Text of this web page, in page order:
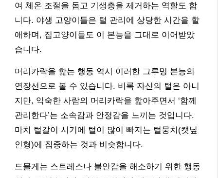
여 체온 조절을 돕고 기생충을 제거하는 역할도 합
니다. 야생 고양이들은 털 관리에 상당한 시간을 할
애하며, 집고양이들도 이 본능을 그대로 이어받았
습니다.
머리카락을 핥는 행동 역시 이러한 그루밍 본능의
연장선으로 볼 수 있습니다. 비록 자신의 털은 아니
지만, 익숙한 사람의 머리카락을 핥아주면서 ‘함께
관리한다’는 소속감과 안정감을 느끼는 것입니다.
마치 털갈이 시기에 털이 많이 빠지는 털뭉치(캣닢
인형)에 집중하는 것과 비슷합니다.
드물게는 스트레스나 불안감을 해소하기 위한 행동